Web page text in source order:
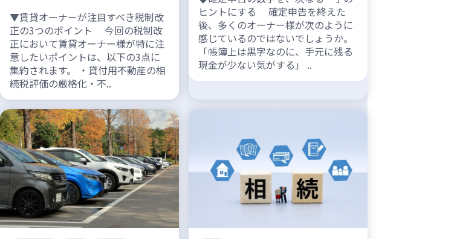
▼賃貸オーナーが注目すべき税制改
正の3つのポイント 今回の税制改
正において賃貸オーナー様が特に注
意したいポイントは、以下の3点に
集約されます。 ・貸付用不動産の相
続税評価の厳格化・不..
ヒントにする 確定申告を終えた
後、多くのオーナー様が次のように
感じているのではないでしょうか。
「帳簿上は黒字なのに、手元に残る
現金が少ない気がする」 ..